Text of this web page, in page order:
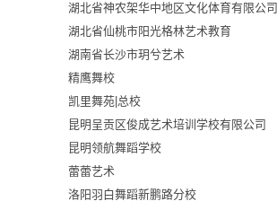
湖北省神农架华中地区文化体育有限公司
湖北省仙桃市阳光格林艺术教育
湖南省长沙市玥兮艺术
精鹰舞校
凯里舞苑|总校
昆明呈贡区俊成艺术培训学校有限公司
昆明领航舞蹈学校
蕾蕾艺术
洛阳羽白舞蹈新鹏路分校